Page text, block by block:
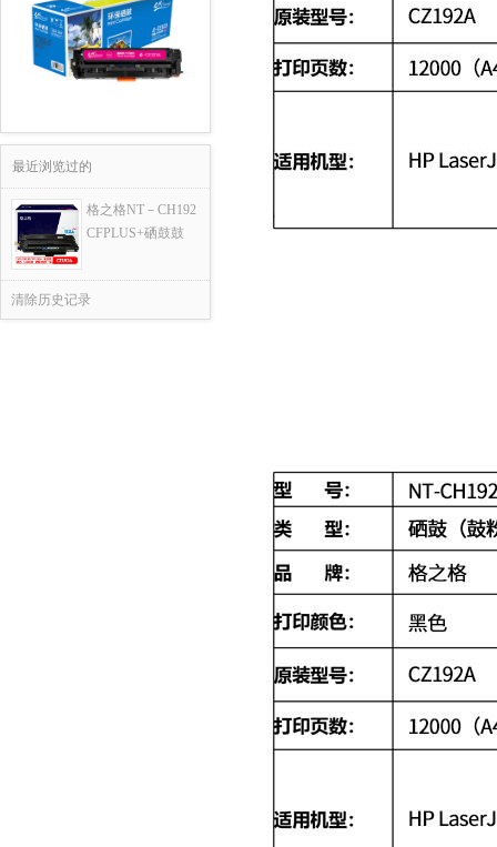
最近浏览过的
格之格NT－CH192
CFPLUS+硒鼓鼓
清除历史记录